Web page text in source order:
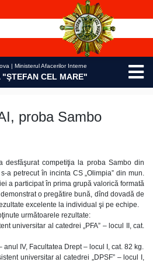
| Ministerul Afacerilor Interne
"ŞTEFAN CEL MARE"
proba Sambo
desfăşurat competiţia la proba Sambo din
a petrecut în incinta CS „Olimpia” din mun.
a participat în prima grupă valorică formată
o pregătire bună, dînd dovadă de
excelente la individual şi pe echipe.
următoarele rezultate:
universitar al catedrei „PFA” – locul II, cat.
anul IV, Facultatea Drept – locul I, cat. 82 kg.
universitar al catedrei „DPSF” – locul I,